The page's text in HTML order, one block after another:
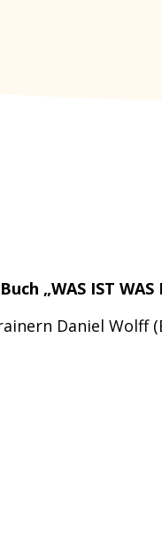
„WAS IST WAS
Daniel Wolff